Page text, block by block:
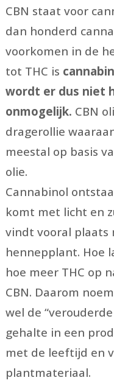
CBN staat voor
dan honderd
voorkomen in de
tot THC is
wordt er dus niet
onmogelijk. CBN
dragerollie
meestal op basis
olie.
Cannabinol
komt met licht en
vindt vooral plaats
hennepplant. Hoe
hoe meer THC op
CBN. Daarom
wel de
gehalte in een
met de leeftijd en
plantmateriaal.